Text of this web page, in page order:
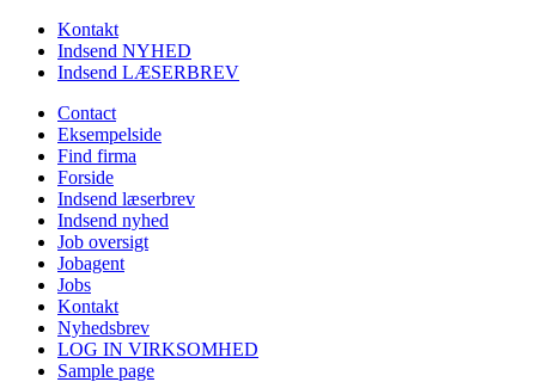
Kontakt
Indsend NYHED
Indsend LÆSERBREV
Contact
Eksempelside
Find firma
Forside
Indsend læserbrev
Indsend nyhed
Job oversigt
Jobagent
Jobs
Kontakt
Nyhedsbrev
LOG IN VIRKSOMHED
Sample page